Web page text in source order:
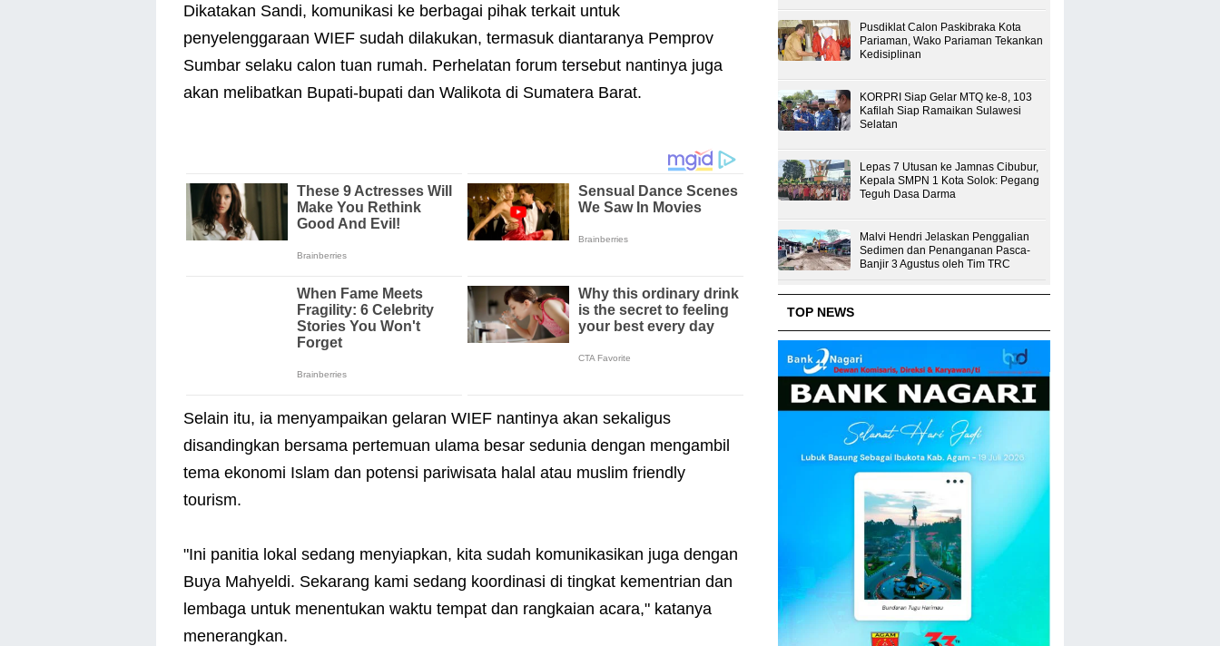
Dikatakan Sandi, komunikasi ke berbagai pihak terkait untuk
penyelenggaraan WIEF sudah dilakukan, termasuk diantaranya Pemprov
Sumbar selaku calon tuan rumah. Perhelatan forum tersebut nantinya juga
akan melibatkan Bupati-bupati dan Walikota di Sumatera Barat.
Selain itu, ia menyampaikan gelaran WIEF nantinya akan sekaligus
disandingkan bersama pertemuan ulama besar sedunia dengan mengambil
tema ekonomi Islam dan potensi pariwisata halal atau muslim friendly
tourism.
"Ini panitia lokal sedang menyiapkan, kita sudah komunikasikan juga dengan
Buya Mahyeldi. Sekarang kami sedang koordinasi di tingkat kementrian dan
lembaga untuk menentukan waktu tempat dan rangkaian acara," katanya
menerangkan.
Pusdiklat Calon Paskibraka Kota
Pariaman, Wako Pariaman Tekankan
Kedisiplinan
KORPRI Siap Gelar MTQ ke-8, 103
Kafilah Siap Ramaikan Sulawesi
Selatan
Lepas 7 Utusan ke Jamnas Cibubur,
Kepala SMPN 1 Kota Solok: Pegang
Teguh Dasa Darma
Malvi Hendri Jelaskan Penggalian
Sedimen dan Penanganan Pasca-
Banjir 3 Agustus oleh Tim TRC
TOP NEWS